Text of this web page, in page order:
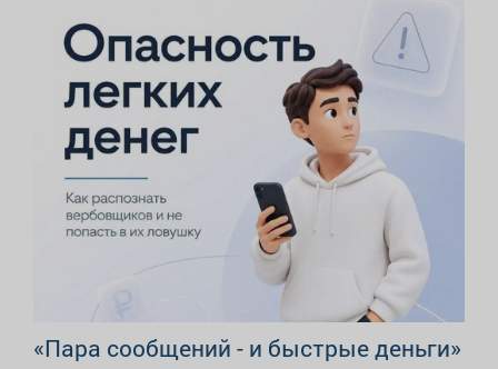
«Пара сообщений - и быстрые деньги»